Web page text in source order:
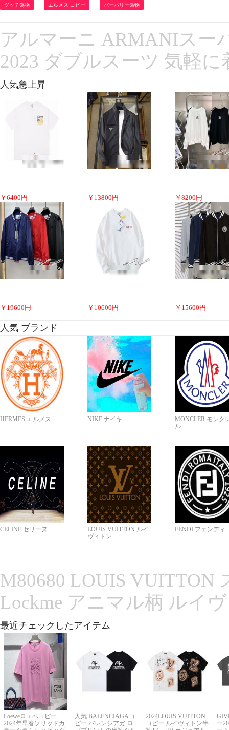
グッチ偽物 エルメス コピー バーバリー偽物
アルマーニ ARMANIスー
2023 ダブルスーツ 気軽
人気急上昇
￥ 6400 円 ￥ 13800 円 ￥ 8200 円
￥ 19600 円 ￥ 10600 円 ￥ 15600 円
人気 ブランド
HERMES エルメス NIKE ナイキ
MONCLER モンク
ル
CELINE セリーヌ
LOUIS VUITTON ルイ
ヴィトン
FENDI フェンディ
M80680 LOUIS VUITTON
Lockme アニマル柄 ルイ
最近チェックしたアイテム
Loeweロエベコピー
2024年早春ソリッドカ
人気 BALENCIAGAコ
ピー バレンシアガ ロ
2024LOUIS VUITTON
コピー ルイヴィトン半
ー